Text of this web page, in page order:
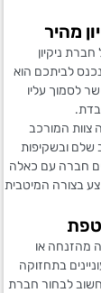
מהיר
ניקיון
לביתכם הוא
לסמוך עליו
צוות המורכב
שלם ובשקיפות
חברה עם כאלה
בצורה המיטבית
מהזנחה או
בתחזוקה
לבחור חברת